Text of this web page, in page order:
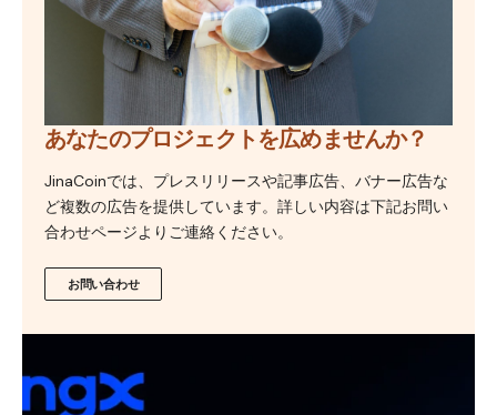
あなたのプロジェクトを広めませんか？
JinaCoinでは、プレスリリースや記事広告、バナー広告な
ど複数の広告を提供しています。詳しい内容は下記お問い
合わせページよりご連絡ください。
お問い合わせ